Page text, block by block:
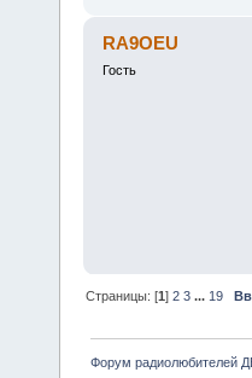
RA9OEU
Гость
Страницы: [1]2 3 ... 19
Форум радиолюбителей